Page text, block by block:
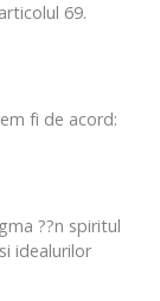
69.
fi de acord:
??n spiritul
idealurilor